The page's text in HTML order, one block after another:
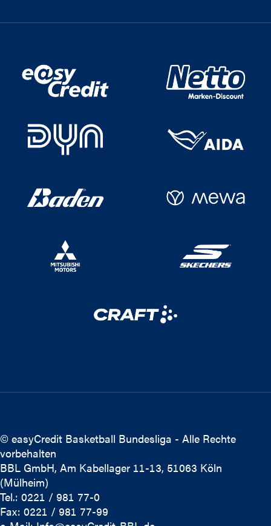
© easyCredit Basketball Bundesliga - Alle Rechte
vorbehalten
BBL GmbH, Am Kabellager 11-13, 51063 Köln
(Mülheim)
Tel.: 0221 / 981 77-0
Fax: 0221 / 981 77-99